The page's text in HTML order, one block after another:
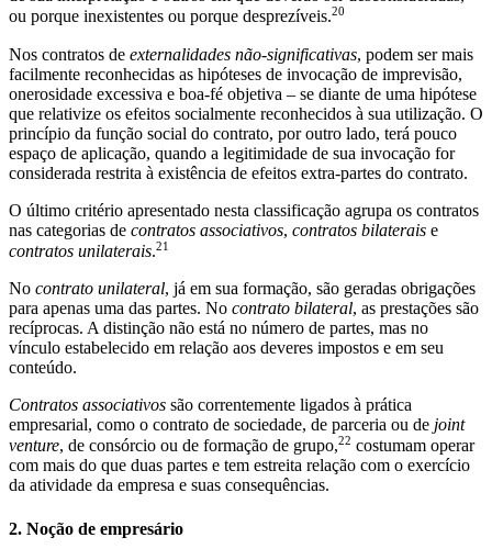
ou porque inexistentes ou porque desprezíveis.20
Nos contratos de externalidades não-significativas, podem ser mais
facilmente reconhecidas as hipóteses de invocação de imprevisão,
onerosidade excessiva e boa-fé objetiva – se diante de uma hipótese
que relativize os efeitos socialmente reconhecidos à sua utilização. O
princípio da função social do contrato, por outro lado, terá pouco
espaço de aplicação, quando a legitimidade de sua invocação for
considerada restrita à existência de efeitos extra-partes do contrato.
O último critério apresentado nesta classificação agrupa os contratos
nas categorias de contratos associativos, contratos bilaterais e
contratos unilaterais.21
No contrato unilateral, já em sua formação, são geradas obrigações
para apenas uma das partes. No contrato bilateral, as prestações são
recíprocas. A distinção não está no número de partes, mas no
vínculo estabelecido em relação aos deveres impostos e em seu
conteúdo.
Contratos associativos são correntemente ligados à prática
empresarial, como o contrato de sociedade, de parceria ou de joint
venture, de consórcio ou de formação de grupo,22 costumam operar
com mais do que duas partes e tem estreita relação com o exercício
da atividade da empresa e suas consequências.
2. Noção de empresário